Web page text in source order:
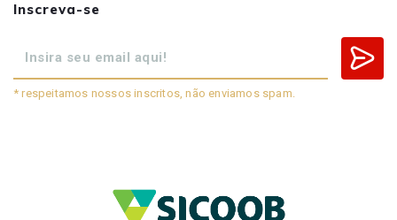
Inscreva-se
* respeitamos nossos inscritos, não enviamos spam.